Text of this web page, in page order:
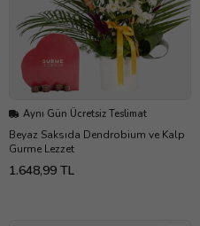
Aynı Gün Ücretsiz Teslimat
Beyaz Saksıda Dendrobium ve Kalp
Gurme Lezzet
1.648,99 TL